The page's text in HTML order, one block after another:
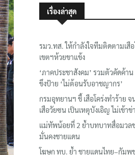
เรื่องล่าสุด
รมว.ทส. ให้กำลังใจทีมติดตามเสื
เขตฯห้วยขาแข้ง
‘ภาคประชาสังคม’ รวมตัวคัดค้าน
ขึงป้าย ‘ไม่ต้อนรับอาชญากร’
กรมอุทยานฯ ชี้ เสือโคร่งทำร้าย
เสือวัยซน เป็นเหตุบังเอิญ ไม่เข้าข่
แม่ทัพน้อยที่ 2 ย้ำบทบาทสื่อมวล
มั่นคงชายแดน
โฆษก ทบ. ย้ำ ชายแดนไทย–กัมพู